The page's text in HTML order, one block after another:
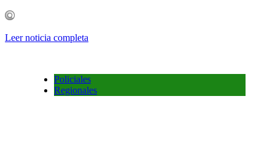
Leer noticia completa
Policiales
Regionales